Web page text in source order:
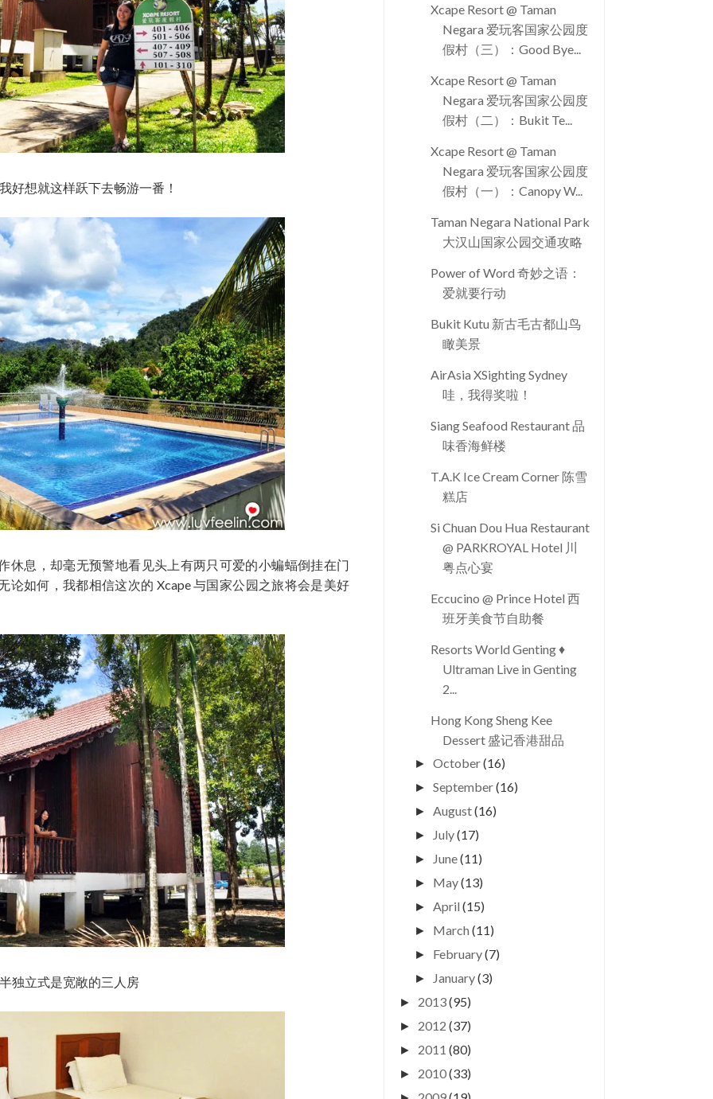
好想就这样跃下去畅游一番！
休息，却毫无预警地看见头上有两只可爱的小蝙蝠倒挂在门
论如何，我都相信这次的 Xcape 与国家公园之旅将会是美好
独立式是宽敞的三人房
Xcape Resort @ Taman
Negara 爱玩客国家公园度
假村（三）：Good Bye...
Xcape Resort @ Taman
Negara 爱玩客国家公园度
假村（二）：Bukit Te...
Xcape Resort @ Taman
Negara 爱玩客国家公园度
假村（一）：Canopy W...
Taman Negara National Park
大汉山国家公园交通攻略
Power of Word 奇妙之语：
爱就要行动
Bukit Kutu 新古毛古都山鸟
瞰美景
AirAsia XSighting Sydney
哇，我得奖啦！
Siang Seafood Restaurant 品
味香海鲜楼
T.A.K Ice Cream Corner 陈雪
糕店
Si Chuan Dou Hua Restaurant
@ PARKROYAL Hotel 川
粤点心宴
Eccucino @ Prince Hotel 西
班牙美食节自助餐
Resorts World Genting ♦
Ultraman Live in Genting
2...
Hong Kong Sheng Kee
Dessert 盛记香港甜品
►October(16)
►September(16)
►August(16)
► July(17)
► June(11)
► May(13)
►April(15)
► March(11)
► February(7)
► January(3)
► 2013(95)
► 2012 (37)
► 2011 (80)
► 2010(33)